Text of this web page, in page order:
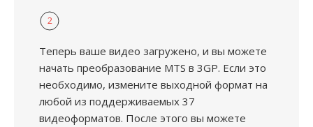
2
Теперь ваше видео загружено, и вы можете
начать преобразование MTS в 3GP. Если это
необходимо, измените выходной формат на
любой из поддерживаемых 37
видеоформатов. После этого вы можете